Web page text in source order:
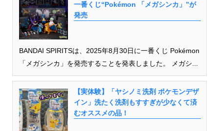
一番くじ“Pokémon 「メガシンカ」”が
発売
BANDAI SPIRITSは、2025年8月30日に一番くじ Pokémon
「メガシンカ」を発売することを発表しました。 メガシ...
【実体験】「ヤシノミ洗剤 ポケモンデザ
イン」洗たく洗剤もすすぎが少なくて済
むオススメの品！